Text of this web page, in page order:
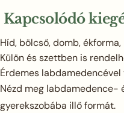
Kapcsolódó
Híd, bölcső, domb,
Külön és szettben is
Érdemes
Nézd meg labdamedence-
gyerekszobába illő formát.